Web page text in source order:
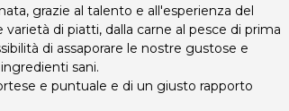
grazie al talento e all'esperienza del
di piatti, dalla carne al pesce di prima
di assaporare le nostre gustose e
sani.
e puntuale e di un giusto rapporto